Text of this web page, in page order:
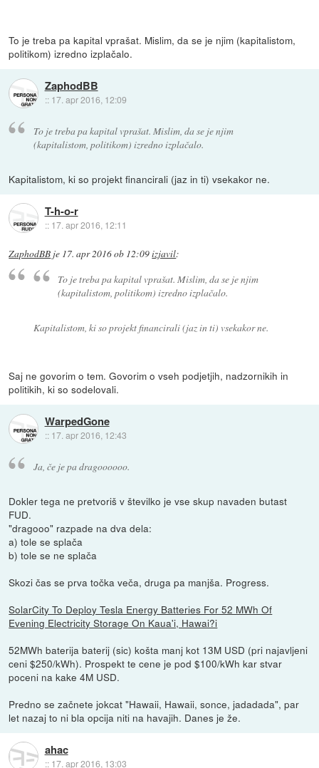
To je treba pa kapital vprašat. Mislim, da se je njim (kapitalistom,
politikom) izredno izplačalo.
ZaphodBB
:: 17. apr 2016, 12:09
To je treba pa kapital vprašat. Mislim, da se je njim
(kapitalistom, politikom) izredno izplačalo.
Kapitalistom, ki so projekt financirali (jaz in ti) vsekakor ne.
T-h-o-r
:: 17. apr 2016, 12:11
ZaphodBB je 17. apr 2016 ob 12:09izjavil:
To je treba pa kapital vprašat. Mislim, da se je njim
(kapitalistom, politikom) izredno izplačalo.
Kapitalistom, ki so projekt financirali (jaz in ti) vsekakor ne.
Saj ne govorim o tem. Govorim o vseh podjetjih, nadzornikih in
politikih, ki so sodelovali.
WarpedGone
:: 17. apr 2016, 12:43
Ja, če je pa dragoooooo.
Dokler tega ne pretvoriš v številko je vse skup navaden butast
FUD.
"dragooo" razpade na dva dela:
a) tole se splača
b) tole se ne splača
Skozi čas se prva točka veča, druga pa manjša. Progress.
SolarCity To Deploy Tesla Energy Batteries For 52 MWh Of
Evening Electricity Storage On Kaua'i, Hawai?i
52MWh baterija baterij (sic) košta manj kot 13M USD (pri najavljeni
ceni $250/kWh). Prospekt te cene je pod $100/kWh kar stvar
poceni na kake 4M USD.
Predno se začnete jokcat "Hawaii, Hawaii, sonce, jadadada", par
let nazaj to ni bla opcija niti na havajih. Danes je že.
ahac
:: 17. apr 2016, 13:03